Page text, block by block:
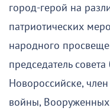
город-герой на
патриотических
народного
председатель
Новороссийске,
войны,